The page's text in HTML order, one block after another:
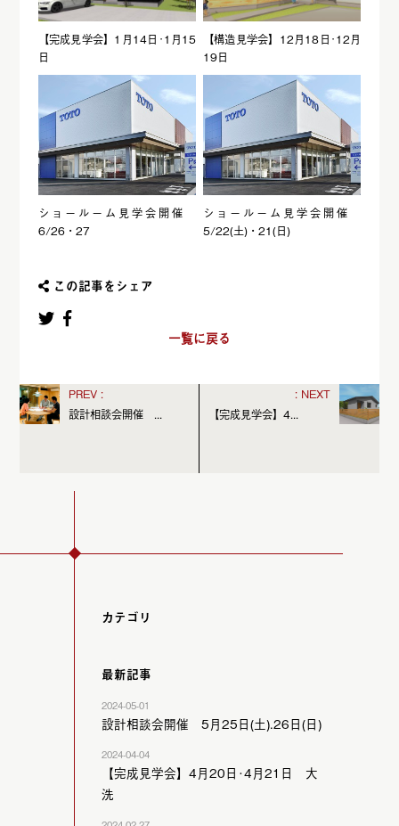
カテゴリ
最新記事
2024-05-01
設計相談会開催 5月25日(土).26日(日)
2024-04-04
【完成見学会】4月20日･4月21日 大
洗
【完成見学会】1月14日･1月15
日
【構造見学会】12月18日･12月
19日
ショールーム見学会開催
6/26・27
ショールーム見学会開催
5/22(土)・21(日)
この記事をシェア
一覧に戻る
設計相談会開催 ... 【完成見学会】4...